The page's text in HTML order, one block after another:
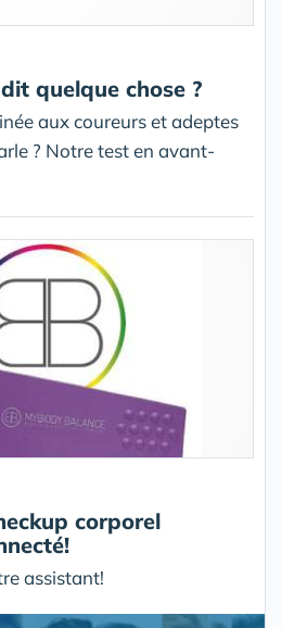
quelque chose ?
aux coureurs et adeptes
? Notre test en avant-
corporel
assistant!